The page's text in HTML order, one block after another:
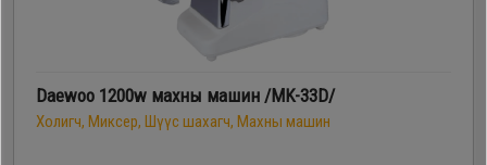
Daewoo 1200w махны машин /MK-33D/
Холигч, Миксер, Шүүс шахагч, Махны машин